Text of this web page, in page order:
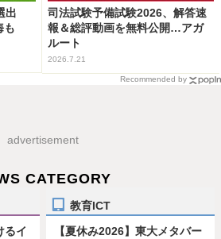
出
も
司法試験予備試験2026、解答速
報＆総評動画を無料公開…アガ
ルート
2026.7.21
Recommended by
advertisement
CATEGORY
るイ
教育ICT
【夏休み2026】東大メタバー